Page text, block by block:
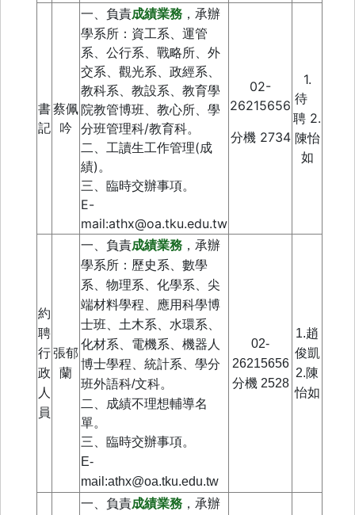
書
記
蔡佩
吟
一、負責成績業務 ，承辦
學系所：資工系、運管
系、公行系、戰略所、外
交系、觀光系、政經系、
教科系、教設系、教育學
院教管博班、教心所、學
分班管理科/教育科。
二、工讀生工作管理(成
績)。
三、臨時交辦事項。
E-
mail:athx@oa.tku.edu.tw
02-
26215656
分機 2734
1.
待
聘 2.
陳怡
如
約
聘
行
政
人
員
張郁
蘭
一、負責成績業務 ，承辦
學系所： 歷史系、數學
系、物理系、化學系、尖
端材料學程、應用科學博
士班、土木系、水環系、
化材系、電機系、機器人
博士學程、統計系、學分
班外語科/文科。
二、成績不理想輔導名
單。
三、臨時交辦事項。
E-
mail:athx@oa.tku.edu.tw
02-
26215656
分機 2528
1.趙
俊凱
2.陳
怡如
一、負責成績業務 ，承辦